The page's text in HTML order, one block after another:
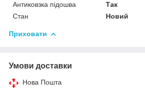
Антиковзка підошва
Так
Стан
Новий
Приховати
Умови доставки
Нова Пошта